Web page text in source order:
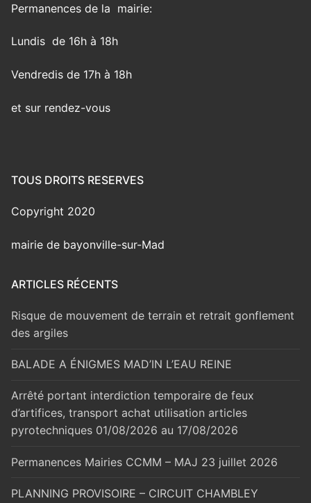
Permanences de la mairie:
Lundis de 16h à 18h
Vendredis de 17h à 18h
et sur rendez-vous
TOUS DROITS RESERVES
Copyright 2020
mairie de bayonville-sur-Mad
ARTICLES RÉCENTS
Risque de mouvement de terrain et retrait gonflement
des argiles
BALADE A ÉNIGMES MAD’IN L’EAU REINE
Arrêté portant interdiction temporaire de feux
d’artifices, transport achat utilisation articles
pyrotechniques 01/08/2026 au 17/08/2026
Permanences Mairies CCMM – MAJ 23 juillet 2026
PLANNING PROVISOIRE – CIRCUIT CHAMBLEY